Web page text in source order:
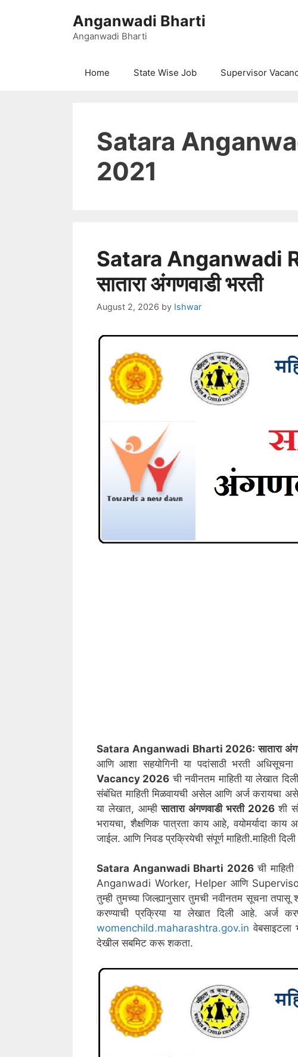
Anganwadi Bharti
Anganwadi Bharti
Home State Wise Job Supervisor
Satara
2021
Satara Anganwadi
सातारा अंगणवाडी भरती
August 2, 2026 by Ishwar
Satara Anganwadi Bharti 2026: सातारा
आणि आशा सहयोगिनी या पदांसाठी भरती
Vacancy 2026 ची नवीनतम माहिती या लेखात
संबंधित माहिती मिळवायची असेल आणि अर्ज करायचा
या लेखात, आम्हीसाताराअंगणवाडी भरती 2026शी
भरायचा, शैक्षणिक पात्रता काय आहे, वयोमर्यादा
जाईल. आणि निवड प्रक्रियेची संपूर्ण माहिती.माहिती
Satara Anganwadi Bharti 2026ची
Anganwadi Worker, Helper आणि Supervisor
तुम्ही तुमच्या जिल्ह्यानुसार तुमची नवीनतम सूचना
करण्याची प्रक्रिया या लेखात दिली आहे. अर्ज
womenchild.maharashtra.gov.in
देखील सबमिट करू शकता.